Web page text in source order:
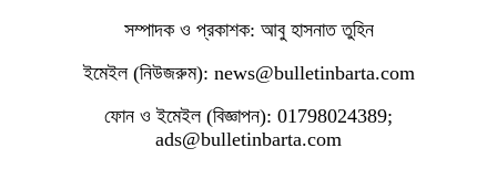
সম্পাদক ও প্রকাশক: আবু হাসনাত তুহিন
ইমেইল (নিউজরুম): news@bulletinbarta.com
ফোন ও ইমেইল (বিজ্ঞাপন): 01798024389;
ads@bulletinbarta.com